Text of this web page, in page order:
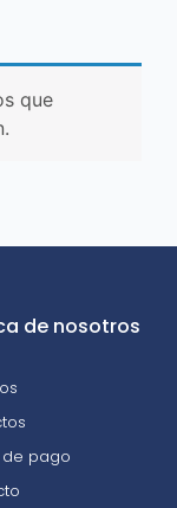
que
de nosotros
de pago